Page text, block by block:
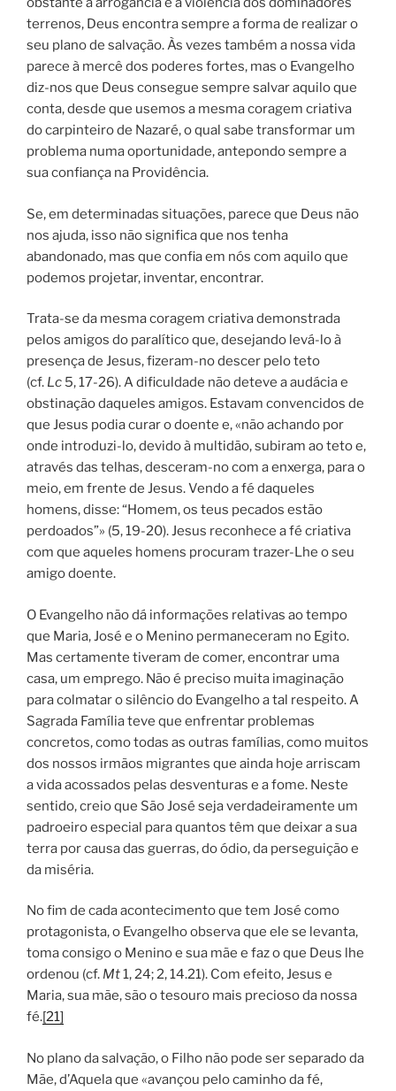
terrenos, Deus encontra sempre a forma de realizar o
seu plano de salvação. Às vezes também a nossa vida
parece à mercê dos poderes fortes, mas o Evangelho
diz-nos que Deus consegue sempre salvar aquilo que
conta, desde que usemos a mesma coragem criativa
do carpinteiro de Nazaré, o qual sabe transformar um
problema numa oportunidade, antepondo sempre a
sua confiança na Providência.
Se, em determinadas situações, parece que Deus não
nos ajuda, isso não significa que nos tenha
abandonado, mas que confia em nós com aquilo que
podemos projetar, inventar, encontrar.
Trata-se da mesma coragem criativa demonstrada
pelos amigos do paralítico que, desejando levá-lo à
presença de Jesus, fizeram-no descer pelo teto
(cf. Lc 5, 17-26). A dificuldade não deteve a audácia e
obstinação daqueles amigos. Estavam convencidos de
que Jesus podia curar o doente e, «não achando por
onde introduzi-lo, devido à multidão, subiram ao teto e,
através das telhas, desceram-no com a enxerga, para o
meio, em frente de Jesus. Vendo a fé daqueles
homens, disse: “Homem, os teus pecados estão
perdoados”» (5, 19-20). Jesus reconhece a fé criativa
com que aqueles homens procuram trazer-Lhe o seu
amigo doente.
O Evangelho não dá informações relativas ao tempo
que Maria, José e o Menino permaneceram no Egito.
Mas certamente tiveram de comer, encontrar uma
casa, um emprego. Não é preciso muita imaginação
para colmatar o silêncio do Evangelho a tal respeito. A
Sagrada Família teve que enfrentar problemas
concretos, como todas as outras famílias, como muitos
dos nossos irmãos migrantes que ainda hoje arriscam
a vida acossados pelas desventuras e a fome. Neste
sentido, creio que São José seja verdadeiramente um
padroeiro especial para quantos têm que deixar a sua
terra por causa das guerras, do ódio, da perseguição e
da miséria.
No fim de cada acontecimento que tem José como
protagonista, o Evangelho observa que ele se levanta,
toma consigo o Menino e sua mãe e faz o que Deus lhe
ordenou (cf. Mt1, 24; 2, 14.21). Com efeito, Jesus e
Maria, sua mãe, são o tesouro mais precioso da nossa
fé.[21]
No plano da salvação, o Filho não pode ser separado da
Mãe, d’Aquela que «avançou pelo caminho da fé,